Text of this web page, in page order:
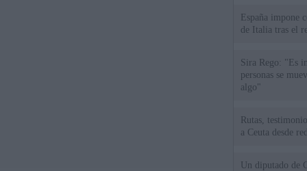
España impone
de Italia tras el
Sira Rego: "Es
personas se
algo"
Rutas,
a Ceuta desde
Un diputado de